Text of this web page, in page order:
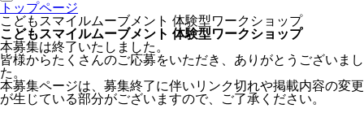
トップページ
こどもスマイルムーブメント 体験型ワークショップ
こどもスマイルムーブメント 体験型ワークショップ
本募集は終了いたしました。
皆様からたくさんのご応募をいただき、ありがとうございまし
た。
本募集ページは、募集終了に伴いリンク切れや掲載内容の変更
が生じている部分がございますので、ご了承ください。